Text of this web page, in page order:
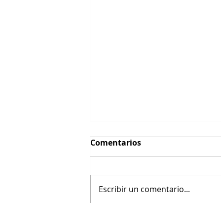
Comentarios
Escribir un comentario...